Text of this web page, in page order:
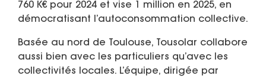
760 K€ pour 2024 et vise 1 million en 2025, en
démocratisant l’autoconsommation collective.
Basée au nord de Toulouse, Tousolar collabore
aussi bien avec les particuliers qu’avec les
collectivités locales. L’équipe, dirigée par